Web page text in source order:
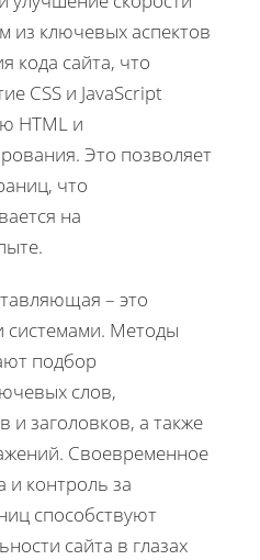
из ключевых аспектов
кода сайта, что
CSS и JavaScript
HTML и
Это позволяет
что
на
– это
системами. Методы
подбор
слов,
и заголовков, а также
Своевременное
и контроль за
способствуют
сайта в глазах